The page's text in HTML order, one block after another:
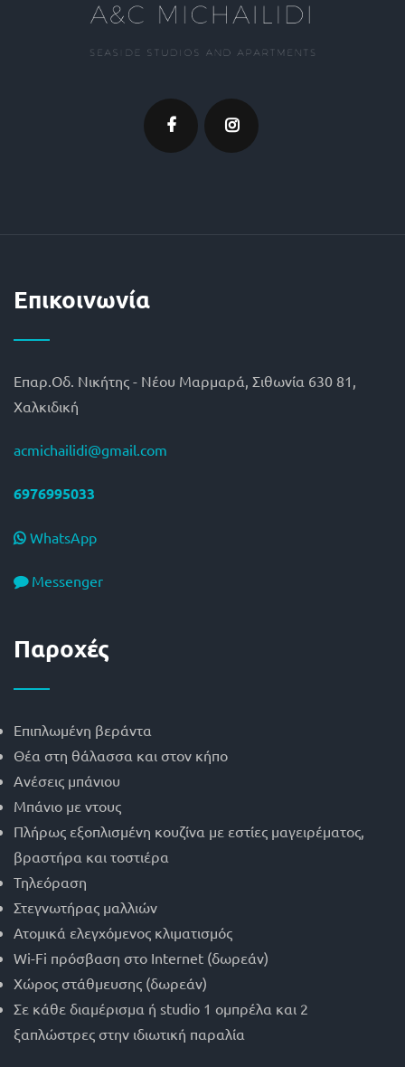
Επικοινωνία
Επαρ.Οδ. Νικήτης - Νέου Μαρμαρά, Σιθωνία 630 81,
Χαλκιδική
acmichailidi@gmail.com
6976995033
WhatsApp
Messenger
Παροχές
Επιπλωμένη βεράντα
Θέα στη θάλασσα και στον κήπο
Ανέσεις μπάνιου
Μπάνιο με ντους
Πλήρως εξοπλισμένη κουζίνα με εστίες μαγειρέματος,
βραστήρα και τοστιέρα
Τηλεόραση
Στεγνωτήρας μαλλιών
Ατομικά ελεγχόμενος κλιματισμός
Wi-Fi πρόσβαση στο Internet (δωρεάν)
Χώρος στάθμευσης (δωρεάν)
Σε κάθε διαμέρισμα ή studio 1 ομπρέλα και 2
ξαπλώστρες στην ιδιωτική παραλία